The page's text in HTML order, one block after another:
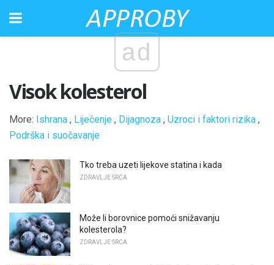
ad
Visok kolesterol
More: Ishrana , Liječenje , Dijagnoza , Uzroci i faktori rizika ,
Podrška i suočavanje
Tko treba uzeti lijekove statina i kada
ZDRAVLJE SRCA
Može li borovnice pomoći snižavanju
kolesterola?
ZDRAVLJE SRCA